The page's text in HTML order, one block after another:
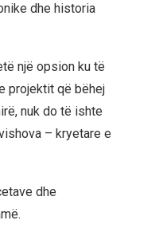
dhe historia
një opsion ku të
projektit që bëhej
nuk do të ishte
– kryetare e
dhe